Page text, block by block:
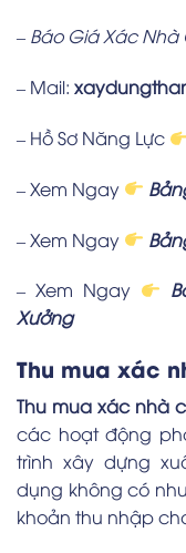
– Báo Giá Xác Nhà
– Mail:
– Hồ Sơ Năng Lực
– Xem Ngay
– Xem Ngay
– Xem Ngay
Xưởng
Thu mua xác
Thu mua xác nhà
các hoạt động
trình xây dựng
dụng không có
khoản thu nhập